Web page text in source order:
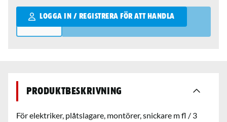
LOGGA IN / REGISTRERA FÖR ATT HANDLA
Qantity
Produktbeskrivning
För elektriker, plåtslagare, montörer, snickare m fl / 3